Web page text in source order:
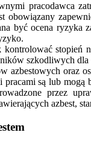
pracodawca
obowiązany
być ocena ryzyka
stopień
szkodliwych
azbestowych oraz
są lub mogą
przez
azbest,